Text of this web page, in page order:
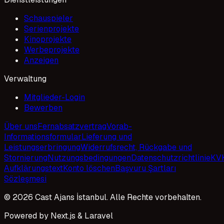
Schauspieler
Serienprojekte
Kinoprojekte
Werbeprojekte
Anzeigen
Verwaltung
Mitglieder-Login
Bewerben
Über unsFernabsatzvertragVorab-
InformationsformularLieferung und
LeistungserbringungWiderrufsrecht, Rückgabe und
StornierungNutzungsbedingungenDatenschutzrichtlinie
AufklärungstextKonto löschenBaşvuru Şartları
Sözleşmesi
© 2026 Cast Ajans İstanbul. Alle Rechte vorbehalten.
Powered by Next.js & Laravel